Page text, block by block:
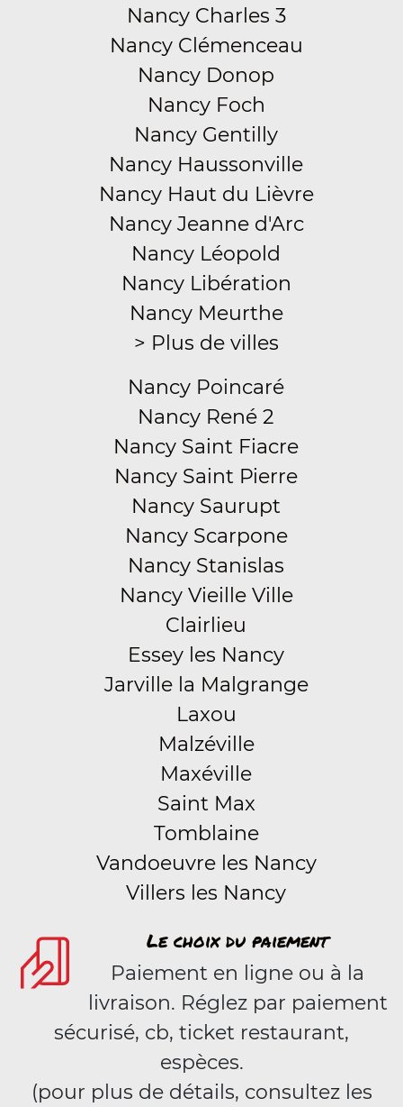
Nancy Charles 3
Nancy Clémenceau
Nancy Donop
Nancy Foch
Nancy Gentilly
Nancy Haussonville
Nancy Haut du Lièvre
Nancy Jeanne d'Arc
Nancy Léopold
Nancy Libération
Nancy Meurthe
> Plus de villes
Nancy Poincaré
Nancy René 2
Nancy Saint Fiacre
Nancy Saint Pierre
Nancy Saurupt
Nancy Scarpone
Nancy Stanislas
Nancy Vieille Ville
Clairlieu
Essey les Nancy
Jarville la Malgrange
Laxou
Malzéville
Maxéville
Saint Max
Tomblaine
Vandoeuvre les Nancy
Villers les Nancy
Le choix du paiement
Paiement en ligne ou à la
livraison. Réglez par paiement
sécurisé, cb, ticket restaurant,
espèces.
(pour plus de détails, consultez les